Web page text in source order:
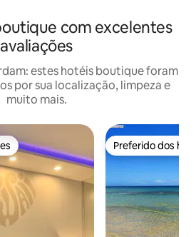
com excelentes
avaliações
estes hotéis boutique foram
por sua localização, limpeza e
muito mais.
Preferido dos
Preferido dos